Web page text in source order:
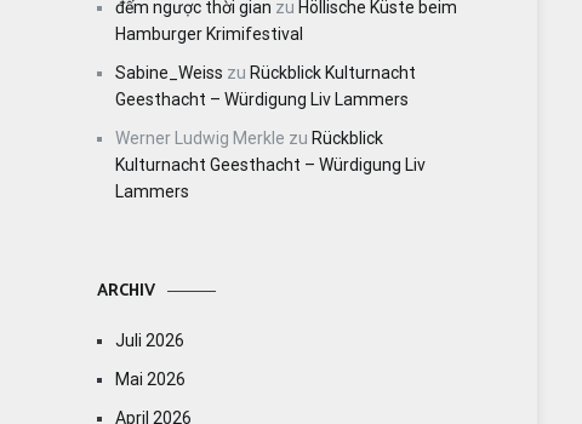
đếm ngược thời gian zu Höllische Küste beim
Hamburger Krimifestival
Sabine_Weiss zu Rückblick Kulturnacht
Geesthacht – Würdigung Liv Lammers
Werner Ludwig Merkle zu Rückblick
Kulturnacht Geesthacht – Würdigung Liv
Lammers
ARCHIV
Juli 2026
Mai 2026
April 2026